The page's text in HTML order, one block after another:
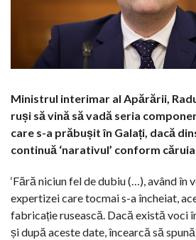
Ministrul interimar al Apărării,
ruși să vină să vadă seria
care s-a prăbușit în Galați, dacă
continuă ‘narativul’ conform căruia
‘Fără niciun fel de dubiu (…), având în
expertizei care tocmai s-a încheiat,
fabricație rusească. Dacă există voci
și după aceste date, încearcă să